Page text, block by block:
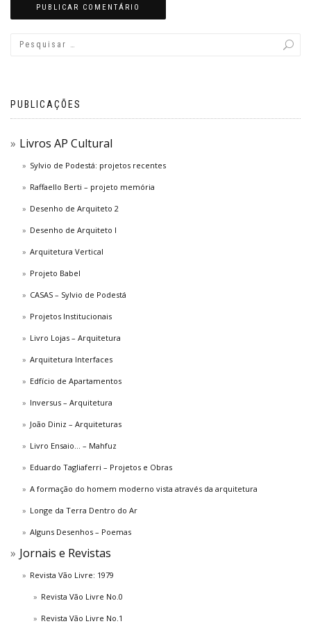
PUBLICAÇÕES
Livros AP Cultural
Sylvio de Podestá: projetos recentes
Raffaello Berti – projeto memória
Desenho de Arquiteto 2
Desenho de Arquiteto I
Arquitetura Vertical
Projeto Babel
CASAS – Sylvio de Podestá
Projetos Institucionais
Livro Lojas – Arquitetura
Arquitetura Interfaces
Edfício de Apartamentos
Inversus – Arquitetura
João Diniz – Arquiteturas
Livro Ensaio… – Mahfuz
Eduardo Tagliaferri – Projetos e Obras
A formação do homem moderno vista através da arquitetura
Longe da Terra Dentro do Ar
Alguns Desenhos – Poemas
Jornais e Revistas
Revista Vão Livre: 1979
Revista Vão Livre No.0
Revista Vão Livre No.1